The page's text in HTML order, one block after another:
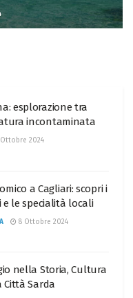
esplorazione tra
incontaminata
2024
a Cagliari: scopri i
le specialità locali
8 Ottobre 2024
nella Storia, Cultura
Città Sarda